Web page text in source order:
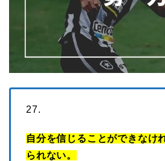
27.
自分を信じることができなけ
られない。